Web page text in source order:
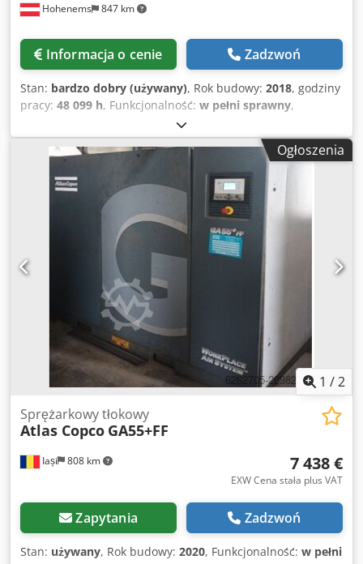
Hohenems 847 km
Informacja o cenie Zadzwoń
Stan: bardzo dobry (używany), Rok budowy: 2018, godziny
pracy: 48 099 h, Funkcjonalność: w pełni sprawny,
Kompresor śrubowy 55 kW Atlas Copco GA55FF Cedevf
Ddxopfx Aayeha Zintegrowana suszarka, 12,75 bara przy
7,71 m3/min Rok produkcji 2018, tylko 48 000 godzin pracy
Ogłoszenia
1 /2
Iași 808 km
Sprężarkowy tłokowy
Atlas Copco GA55+FF
7 438 €
EXW Cena stała plus VAT
Zapytania Zadzwoń
Stan: używany, Rok budowy: 2020, Funkcjonalność: w pełni